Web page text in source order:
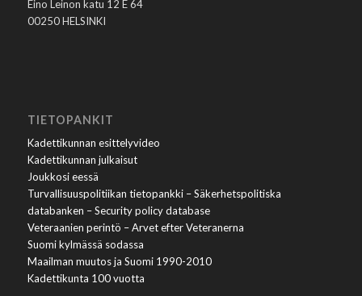
Eino Leinon katu 12 E 64
00250 HELSINKI
TIETOPANKIT
Kadettikunnan esittelyvideo
Kadettikunnan julkaisut
Joukkosi eessä
Turvallisuuspolitiikan tietopankki – Säkerhetspolitiska
databanken – Security policy database
Veteraanien perintö – Arvet efter Veteranerna
Suomi kylmässä sodassa
Maailman muutos ja Suomi 1990-2010
Kadettikunta 100 vuotta